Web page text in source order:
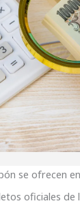
se ofrecen
oficiales de